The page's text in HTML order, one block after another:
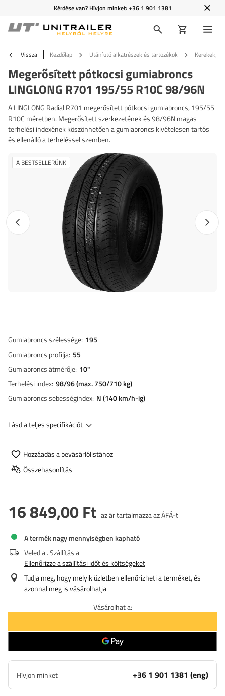
Kérdése van? Hívjon minket:+36 1 901 1381
Vissza Kezdőlap Utánfutó alkatrészek és tartozékok Kerekek,
Megerősített pótkocsi gumiabroncs
LINGLONG R701 195/55 R10C 98/96N
A LINGLONG Radial R701 megerősített pótkocsi gumiabroncs, 195/55
R10C méretben. Megerősített szerkezetének és 98/96N magas
terhelési indexének köszönhetően a gumiabroncs kivételesen tartós
és ellenálló a terheléssel szemben.
Előző fotó
A BESTSELLERÜNK
Gumiabroncs szélessége 195
Gumiabroncs profilja 55
Gumiabroncs átmérője 10"
Terhelési index 98/96 (max. 750/710 kg)
Gumiabroncs sebességindex N (140 km/h-ig)
Lásd a teljes specifikációt
Hozzáadás a bevásárlólistához
Összehasonlítás
16 849,00 Ft az ár tartalmazza az ÁFÁ-t
A termék nagy mennyiségben kapható
Veled a. Szállítás a
Ellenőrizze a szállítási időt és költségeket
Tudja meg, hogy melyik üzletben ellenőrizheti a terméket, és
azonnal meg is vásárolhatja
Vásárolhat a:
Hívjon minket +36 1 901 1381 (eng)